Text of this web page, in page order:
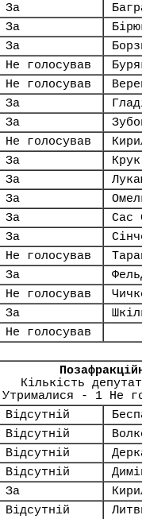
За
За
За
Не голосував
Не голосував
За
За
Не голосував
За
За
За
За Сас
За
Не голосував
За
Не голосував
За
Не голосував
Кількість
- 1 Не
Відсутній
Відсутній
Відсутній
Відсутній
За
Відсутній